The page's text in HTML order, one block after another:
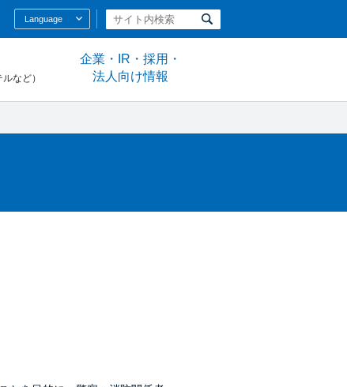
Language
など）
企業・IR・採用・
法人向け情報